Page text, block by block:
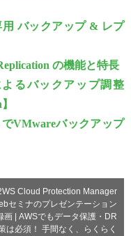
バックアップ & レプ
の機能と特長
るバックアップ調整
VMwareバックアップ
Cloud Protection Manager
セミナのプレゼンテーション
画 | AWSでもデータ保護・DR
は必須！ 手間なく、らくらく